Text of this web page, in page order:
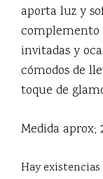
aporta luz y
complemento
invitadas y
cómodos de
toque de
Medida aprox;
Hay existencias